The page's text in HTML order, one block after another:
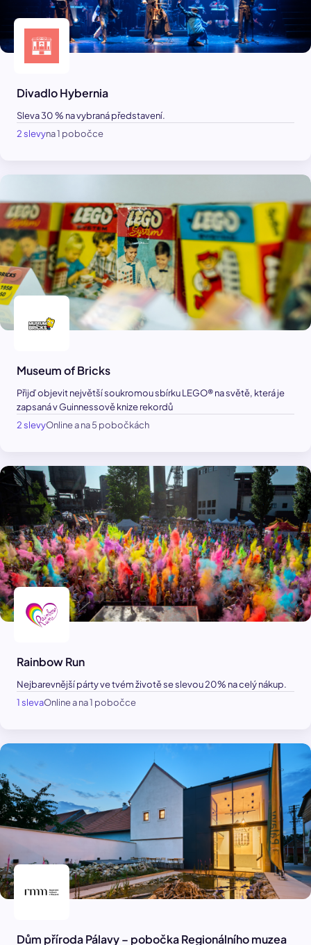
Divadlo Hybernia
Sleva 30 % na vybraná představení.
2 slevyna 1 pobočce
Museum of Bricks
Přijď objevit největší soukromou sbírku LEGO® na světě, která je
zapsaná v Guinnessově knize rekordů
2 slevyOnline a na 5 pobočkách
Rainbow Run
Nejbarevnější párty ve tvém životě se slevou 20% na celý nákup.
1 slevaOnline a na 1 pobočce
Dům příroda Pálavy – pobočka Regionálního muzea